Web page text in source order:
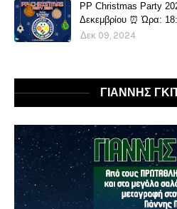
PP Christmas Party
Δεκεμβρίου ⏰ Ώρα:
Δεκ 09, 2024
ΓΙΑΝΝΗΣ